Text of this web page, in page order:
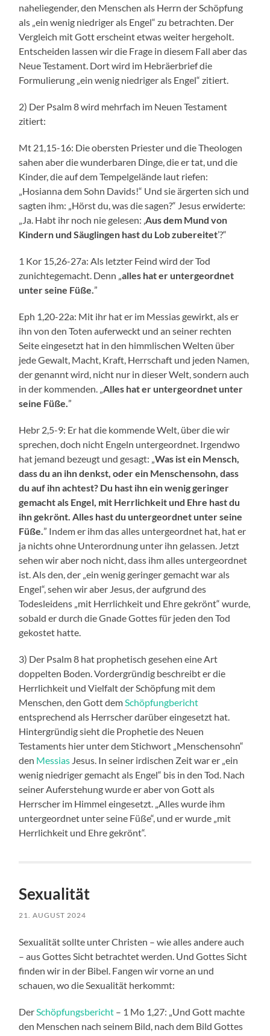
naheliegender, den Menschen als Herrn der Schöpfung
als „ein wenig niedriger als Engel“ zu betrachten. Der
Vergleich mit Gott erscheint etwas weiter hergeholt.
Entscheiden lassen wir die Frage in diesem Fall aber das
Neue Testament. Dort wird im Hebräerbrief die
Formulierung „ein wenig niedriger als Engel“ zitiert.
2) Der Psalm 8 wird mehrfach im Neuen Testament
zitiert:
Mt 21,15-16: Die obersten Priester und die Theologen
sahen aber die wunderbaren Dinge, die er tat, und die
Kinder, die auf dem Tempelgelände laut riefen:
„Hosianna dem Sohn Davids!“ Und sie ärgerten sich und
sagten ihm: „Hörst du, was die sagen?“ Jesus erwiderte:
„Ja. Habt ihr noch nie gelesen: ‚Aus dem Mund von
Kindern und Säuglingen hast du Lob zubereitet’?“
1 Kor 15,26-27a: Als letzter Feind wird der Tod
zunichtegemacht. Denn „alles hat er untergeordnet
unter seine Füße.”
Eph 1,20-22a: Mit ihr hat er im Messias gewirkt, als er
ihn von den Toten auferweckt und an seiner rechten
Seite eingesetzt hat in den himmlischen Welten über
jede Gewalt, Macht, Kraft, Herrschaft und jeden Namen,
der genannt wird, nicht nur in dieser Welt, sondern auch
in der kommenden. „Alles hat er untergeordnet unter
seine Füße.”
Hebr 2,5-9: Er hat die kommende Welt, über die wir
sprechen, doch nicht Engeln untergeordnet. Irgendwo
hat jemand bezeugt und gesagt: „Was ist ein Mensch,
dass du an ihn denkst, oder ein Menschensohn, dass
du auf ihn achtest? Du hast ihn ein wenig geringer
gemacht als Engel, mit Herrlichkeit und Ehre hast du
ihn gekrönt. Alles hast du untergeordnet unter seine
Füße.” Indem er ihm das alles untergeordnet hat, hat er
ja nichts ohne Unterordnung unter ihn gelassen. Jetzt
sehen wir aber noch nicht, dass ihm alles untergeordnet
ist. Als den, der „ein wenig geringer gemacht war als
Engel“, sehen wir aber Jesus, der aufgrund des
Todesleidens „mit Herrlichkeit und Ehre gekrönt“ wurde,
sobald er durch die Gnade Gottes für jeden den Tod
gekostet hatte.
3) Der Psalm 8 hat prophetisch gesehen eine Art
doppelten Boden. Vordergründig beschreibt er die
Herrlichkeit und Vielfalt der Schöpfung mit dem
Menschen, den Gott demSchöpfungbericht
entsprechend als Herrscher darüber eingesetzt hat.
Hintergründig sieht die Prophetie des Neuen
Testaments hier unter dem Stichwort „Menschensohn“
den Messias Jesus. In seiner irdischen Zeit war er „ein
wenig niedriger gemacht als Engel“ bis in den Tod. Nach
seiner Auferstehung wurde er aber von Gott als
Herrscher im Himmel eingesetzt. „Alles wurde ihm
untergeordnet unter seine Füße“, und er wurde „mit
Herrlichkeit und Ehre gekrönt“.
Sexualität
21. AUGUST 2024
Sexualität sollte unter Christen – wie alles andere auch
– aus Gottes Sicht betrachtet werden. Und Gottes Sicht
finden wir in der Bibel. Fangen wir vorne an und
schauen, wo die Sexualität herkommt:
DerSchöpfungsbericht – 1 Mo 1,27: „Und Gott machte
den Menschen nach seinem Bild, nach dem Bild Gottes